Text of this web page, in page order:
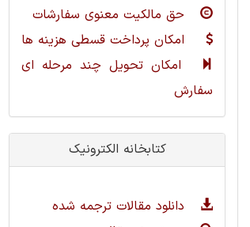
حق مالکیت معنوی سفارشات
امکان پرداخت قسطی هزینه ها
امکان تحویل چند مرحله ای
سفارش
کتابخانه الکترونیک
دانلود مقالات ترجمه شده